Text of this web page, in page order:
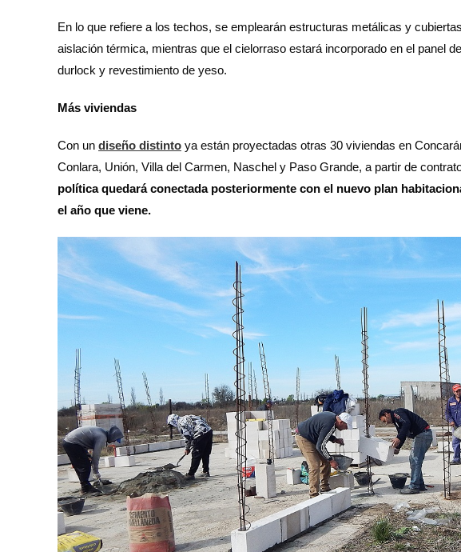
En lo que refiere a los techos, se emplearán estructuras metálicas y
aislación térmica, mientras que el cielorraso estará incorporado en el panel
durlock y revestimiento de yeso.
Más viviendas
Con un diseño distinto ya están proyectadas otras 30 viviendas en
Conlara, Unión, Villa del Carmen, Naschel y Paso Grande, a partir de
política quedará conectada posteriormente con el nuevo plan
el año que viene.